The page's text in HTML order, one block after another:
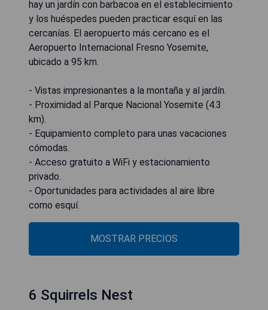
hay un jardín con barbacoa en el establecimiento
y los huéspedes pueden practicar esquí en las
cercanías. El aeropuerto más cercano es el
Aeropuerto Internacional Fresno Yosemite,
ubicado a 95 km.
- Vistas impresionantes a la montaña y al jardín.
- Proximidad al Parque Nacional Yosemite (4.3
km).
- Equipamiento completo para unas vacaciones
cómodas.
- Acceso gratuito a WiFi y estacionamiento
privado.
- Oportunidades para actividades al aire libre
como esquí.
MOSTRAR PRECIOS
6 Squirrels Nest